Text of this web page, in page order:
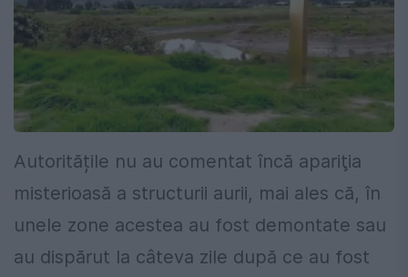
Autoritățile nu au comentat încă apariţia
misterioasă a structurii aurii, mai ales că, în
unele zone acestea au fost demontate sau
au dispărut la câteva zile după ce au fost